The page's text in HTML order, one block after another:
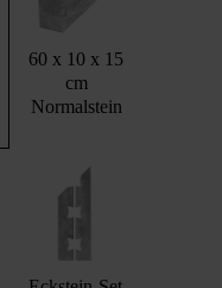
60 x 10 x 15
cm
Normalstein